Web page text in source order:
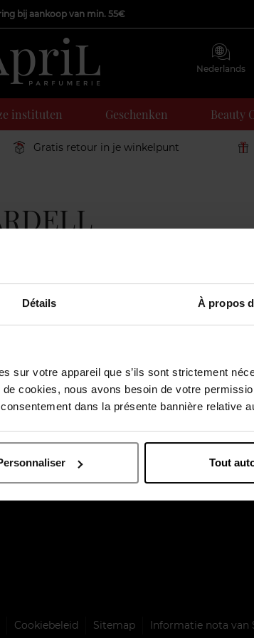
Détails À propos
sur votre appareil que s’ils sont strictement
cookies, nous avons besoin de votre
dans la présente bannière relative
Tout
bij aankoop van min. 55€
Nederlands
instituten Geschenken Beauty
Gratis retour in je winkelpunt
Cookiebeleid Sitemap
Informatie nota van